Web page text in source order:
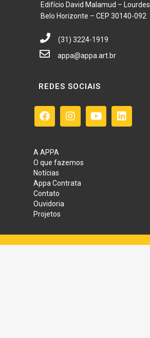
Edifício David Malamud – Lourdes
Belo Horizonte – CEP 30140-092
(31) 3224-1919
appa@appa.art.br
REDES SOCIAIS
A APPA
O que fazemos
Notícias
Appa Contrata
Contato
Ouvidoria
Projetos